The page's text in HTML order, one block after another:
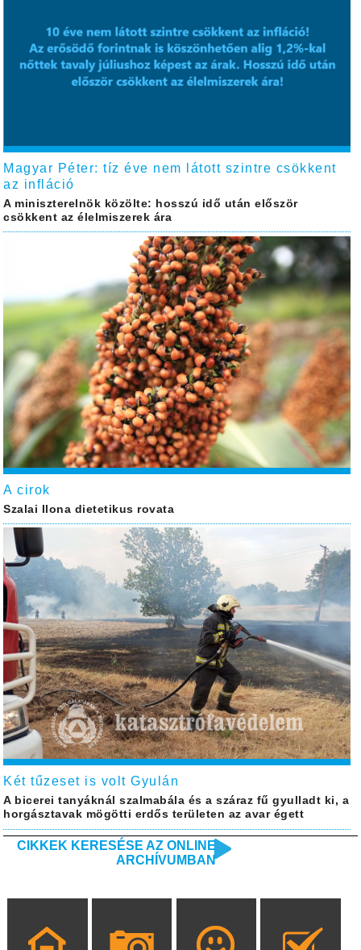
Magyar Péter: tíz éve nem látott szintre csökkent
az infláció
A miniszterelnök közölte: hosszú idő után először
csökkent az élelmiszerek ára
A cirok
Szalai Ilona dietetikus rovata
Két tűzeset is volt Gyulán
A bicerei tanyáknál szalmabála és a száraz fű gyulladt ki, a
horgásztavak mögötti erdős területen az avar égett
CIKKEK KERESÉSE AZ ONLINE
ARCHÍVUMBAN